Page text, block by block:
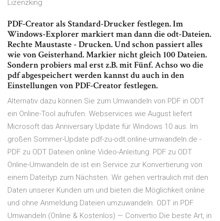
Lizenzking
PDF-Creator als Standard-Drucker festlegen. Im
Windows-Explorer markiert man dann die odt-Dateien.
Rechte Maustaste - Drucken. Und schon passiert alles
wie von Geisterhand. Markier nicht gleich 100 Dateien.
Sondern probiers mal erst z.B. mit Fünf. Achso wo die
pdf abgespeichert werden kannst du auch in den
Einstellungen von PDF-Creator festlegen.
Alternativ dazu können Sie zum Umwandeln von PDF in ODT
ein Online-Tool aufrufen. Webservices wie August liefert
Microsoft das Anniversary Update für Windows 10 aus. Im
großen Sommer-Update pdf-zu-odt.online-umwandeln.de -
PDF zu ODT Dateien online Video-Anleitung: PDF zu ODT
Online-Umwandeln.de ist ein Service zur Konvertierung von
einem Dateityp zum Nächsten. Wir gehen vertraulich mit den
Daten unserer Kunden um und bieten die Möglichkeit online
und ohne Anmeldung Dateien umzuwandeln. ODT in PDF
Umwandeln (Online & Kostenlos) — Convertio Die beste Art, in